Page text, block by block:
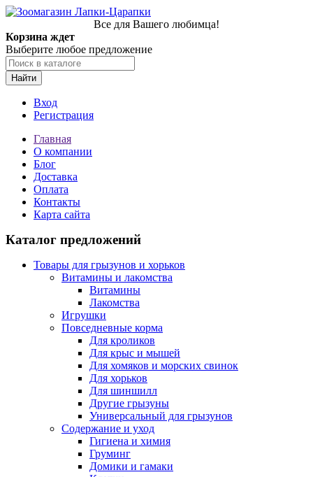
Все для Вашего любимца!
Корзина ждет
Выберите любое предложение
Найти
Вход
Регистрация
Главная
О компании
Блог
Доставка
Оплата
Контакты
Карта сайта
Каталог предложений
Товары для грызунов и хорьков
Витамины и лакомства
Витамины
Лакомства
Игрушки
Повседневные корма
Для кроликов
Для крыс и мышей
Для хомяков и морских свинок
Для хорьков
Для шиншилл
Другие грызуны
Универсальный для грызунов
Содержание и уход
Гигиена и химия
Груминг
Домики и гамаки